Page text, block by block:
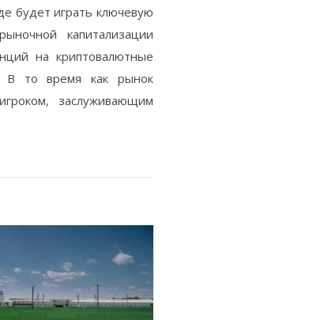
будет играть ключевую
капитализации
на криптовалютные
В то время как рынок
заслуживающим